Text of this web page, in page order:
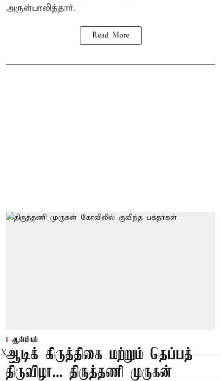
அருள்பாலித்தார்.
Read More
ஆன்மிகம்
ஆடிக் கிருத்திகை மற்றும் தெப்பத்
திருவிழா... திருத்தணி முருகன்
X